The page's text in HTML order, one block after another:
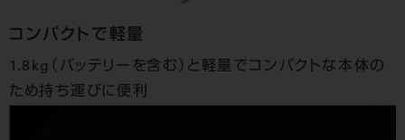
コンパクトで軽量
1.8kg（バッテリーを含む）と軽量でコンパクトな本体の
ため持ち運びに便利